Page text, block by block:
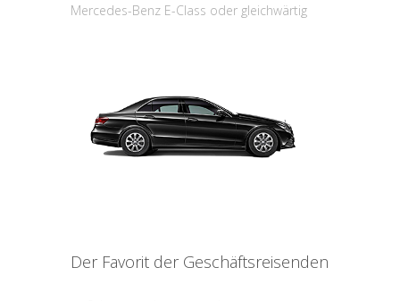
Mercedes-Benz E-Class oder gleichwärtig
Der Favorit der Geschäftsreisenden